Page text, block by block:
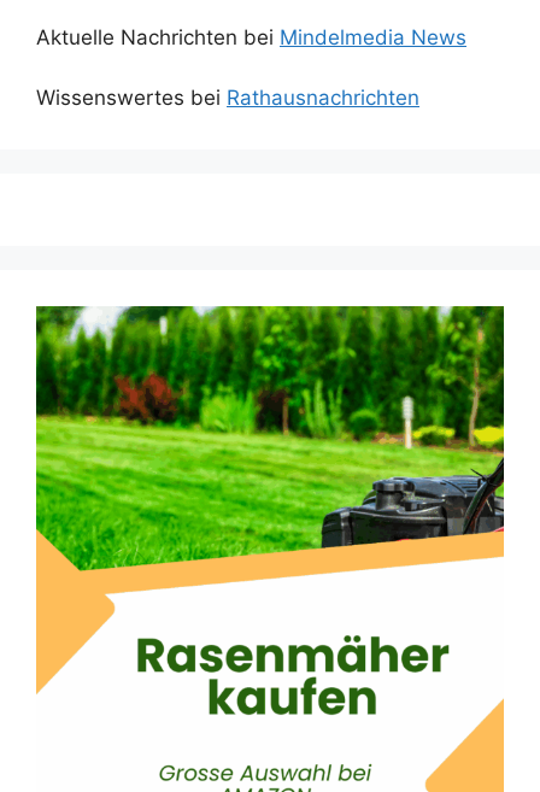
Aktuelle Nachrichten bei Mindelmedia News
Wissenswertes bei Rathausnachrichten